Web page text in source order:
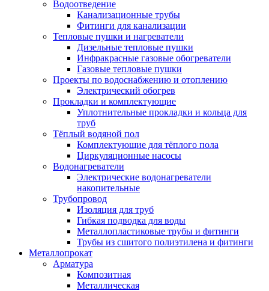
Водоотведение
Канализационные трубы
Фитинги для канализации
Тепловые пушки и нагреватели
Дизельные тепловые пушки
Инфракрасные газовые обогреватели
Газовые тепловые пушки
Проекты по водоснабжению и отоплению
Электрический обогрев
Прокладки и комплектующие
Уплотнительные прокладки и кольца для
труб
Тёплый водяной пол
Комплектующие для тёплого пола
Циркуляционные насосы
Водонагреватели
Электрические водонагреватели
накопительные
Трубопровод
Изоляция для труб
Гибкая подводка для воды
Металлопластиковые трубы и фитинги
Трубы из сшитого полиэтилена и фитинги
Металлопрокат
Арматура
Композитная
Металлическая